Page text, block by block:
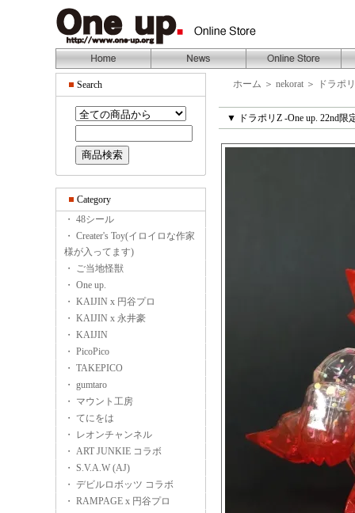
Search
Category
・ 48シール
・ Creater's Toy(イロイロな作家
様が入ってます)
・ ご当地怪獣
・ One up.
・ KAIJIN x 円谷プロ
・ KAIJIN x 永井豪
・ KAIJIN
・ PicoPico
・ TAKEPICO
・ gumtaro
・ マウント工房
・ てにをは
・ レオンチャンネル
・ ART JUNKIE コラボ
・ S.V.A.W (AJ)
・ デビルロボッツ コラボ
・ RAMPAGE x 円谷プロ
ホーム ＞ nekorat ＞ ドラポ
▼ ドラポリZ -One up. 22nd限